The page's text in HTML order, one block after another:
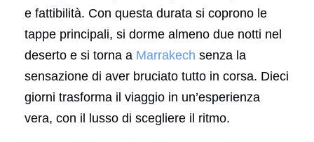
e fattibilità. Con questa durata si coprono le
tappe principali, si dorme almeno due notti nel
deserto e si torna a Marrakech senza la
sensazione di aver bruciato tutto in corsa. Dieci
giorni trasforma il viaggio in un’esperienza
vera, con il lusso di scegliere il ritmo.